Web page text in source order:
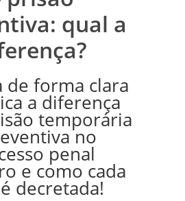
qual a
de forma clara
a diferença
temporária
no
penal
e como cada
decretada!